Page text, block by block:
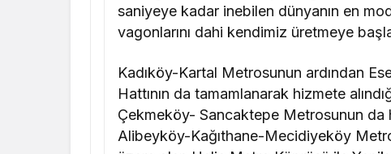
saniyeye kadar inebilen dünyanın en
vagonlarını dahi kendimiz üretmeye
Kadıköy-Kartal Metrosunun ardından
Hattının da tamamlanarak hizmete
Çekmeköy- Sancaktepe Metrosunun
Alibeyköy-Kağıthane-Mecidiyeköy